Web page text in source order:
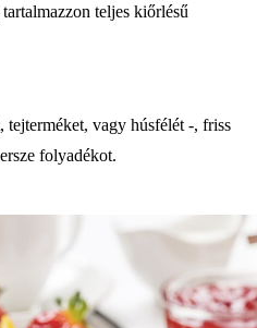
teljes kiőrlésű
tejterméket, vagy húsfélét -, friss
folyadékot.